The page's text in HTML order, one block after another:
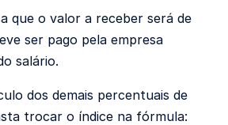
que o valor a receber será de
ser pago pela empresa
salário.
dos demais percentuais de
trocar o índice na fórmula: